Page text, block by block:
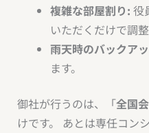
複雑な部屋割り: 役
いただくだけで調整
雨天時のバックア
ます。
御社が行うのは、「全国
けです。 あとは専任コン